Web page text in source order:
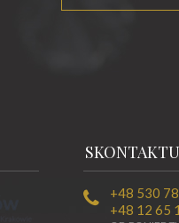
+48 530
+48 12 65